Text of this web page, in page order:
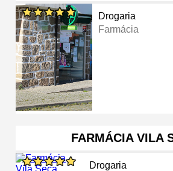
Drogaria
Farmácia
FARMÁCIA VILA
Drogaria